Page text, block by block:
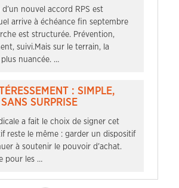
nouvel accord RPS est
arrive à échéance fin septembre
est structurée. Prévention,
suivi.Mais sur le terrain, la
nuancée. …
: SIMPLE,
SURPRISE
a fait le choix de signer cet
reste le même : garder un dispositif
à soutenir le pouvoir d’achat.
pour les …